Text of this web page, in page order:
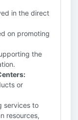
in the direct
on promoting
the
or
services to
resources,